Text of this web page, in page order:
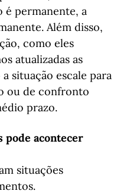
é permanente, a
Além disso,
como eles
atualizadas as
a situação escale para
ou de confronto
prazo.
pode acontecer
situações